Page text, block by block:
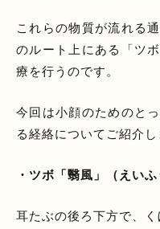
これらの物質が流れる
のルート上にある「ツ
療を行うのです。
今回は小顔のためのと
る経絡についてご紹介し
・ツボ「翳風」（えいふ
耳たぶの後ろ下方で、く